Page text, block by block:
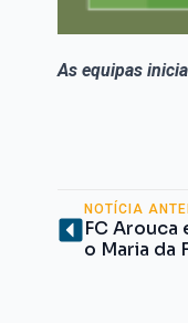
As equipas
NOTÍCIA
FC Arouca
o Maria da